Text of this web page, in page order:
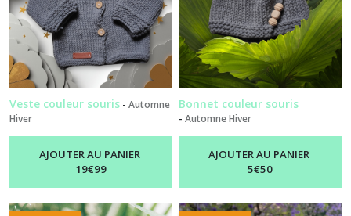
Veste couleur souris - Automne
Hiver
AJOUTER AU PANIER
19€99
Bonnet couleur souris
-Automne Hiver
AJOUTER AU PANIER
5€50